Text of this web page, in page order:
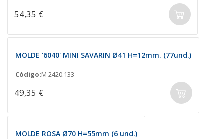
54,35 €
MOLDE '6040' MINI SAVARIN Ø41 H=12mm. (77und.)
Código:M 2420.133
49,35 €
MOLDE ROSA Ø70 H=55mm (6 und.)